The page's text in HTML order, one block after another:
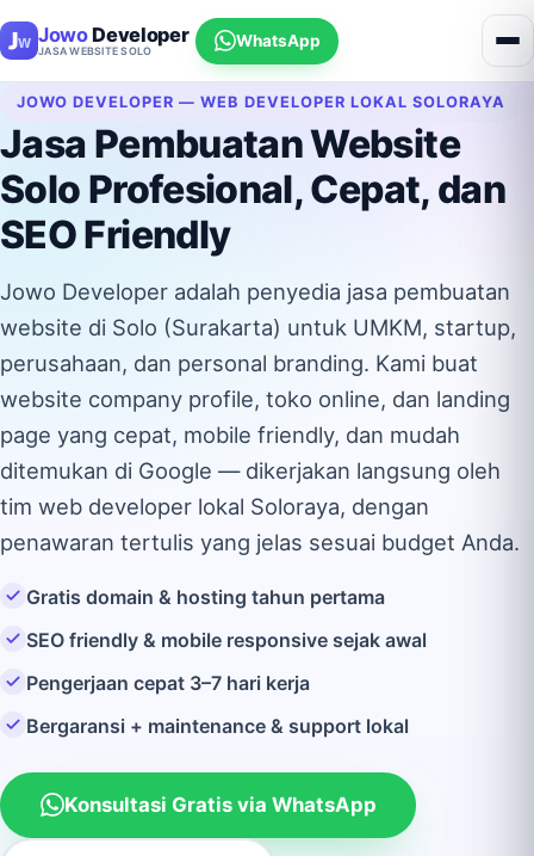
JowoDeveloper
JASA WEBSITE SOLO
WhatsApp
JOWO DEVELOPER — WEB DEVELOPER LOKAL SOLORAYA
Jasa Pembuatan Website
Solo Profesional, Cepat, dan
SEO Friendly
Jowo Developer adalah penyedia jasa pembuatan
website di Solo (Surakarta) untuk UMKM, startup,
perusahaan, dan personal branding. Kami buat
website company profile, toko online, dan landing
page yang cepat, mobile friendly, dan mudah
ditemukan di Google — dikerjakan langsung oleh
tim web developer lokal Soloraya, dengan
penawaran tertulis yang jelas sesuai budget Anda.
Gratis domain & hosting tahun pertama
SEO friendly & mobile responsive sejak awal
Pengerjaan cepat 3–7 hari kerja
Bergaransi + maintenance & support lokal
Konsultasi Gratis via WhatsApp